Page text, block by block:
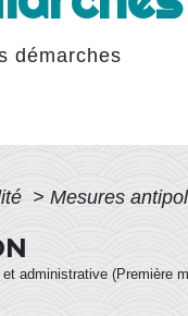
démarches
> Mesures
administrative (Première